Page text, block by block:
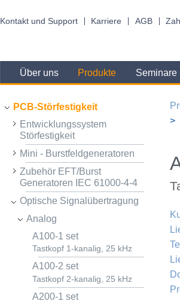
Kontakt und Support Karriere AGB
Über uns Produkte Seminare
PCB-Störfestigkeit
Entwicklungssystem
Störfestigkeit
Mini - Burstfeldgeneratoren
Zubehör EFT/Burst
Generatoren IEC 61000-4-4
Optische Signalübertragung
Analog
A100-1 set
Tastkopf 1-kanalig, 25 kHz
A100-2 set
Tastkopf 2-kanalig, 25 kHz
A200-1 set